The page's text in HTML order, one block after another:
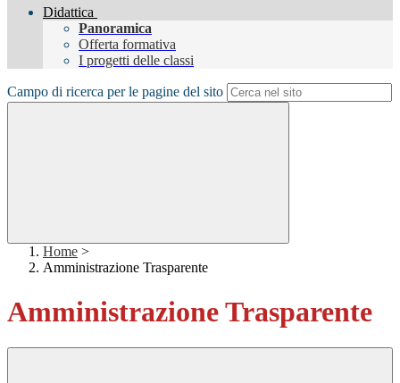
Didattica
Panoramica
Offerta formativa
I progetti delle classi
Campo di ricerca per le pagine del sito
Home >
Amministrazione Trasparente
Amministrazione Trasparente